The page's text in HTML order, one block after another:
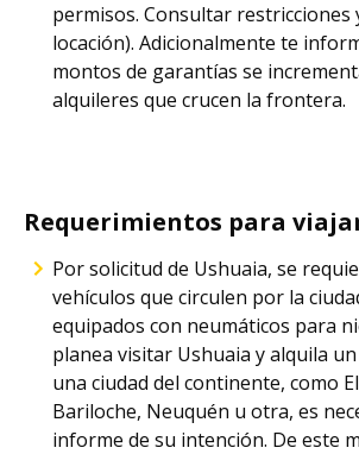
permisos. Consultar restricciones
locación). Adicionalmente te
montos de garantías se
alquileres que crucen la frontera.
Requerimientos para
Por solicitud de Ushuaia, se
vehículos que circulen por la
equipados con neumáticos para
planea visitar Ushuaia y alquila
una ciudad del continente, como
Bariloche, Neuquén u otra, es
informe de su intención. De este